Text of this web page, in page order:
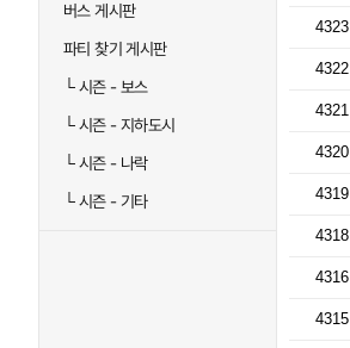
버스 게시판
파티 찾기 게시판
└시즌 - 보스
└시즌 - 지하도시
└시즌 - 나락
└시즌 - 기타
4323
4322
4321
4320
4319
4318
4316
4315